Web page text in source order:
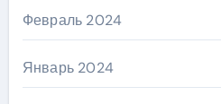
Февраль 2024
Январь 2024